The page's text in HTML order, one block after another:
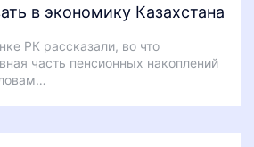
в экономику Казахстана
РК рассказали, во что
часть пенсионных накоплений